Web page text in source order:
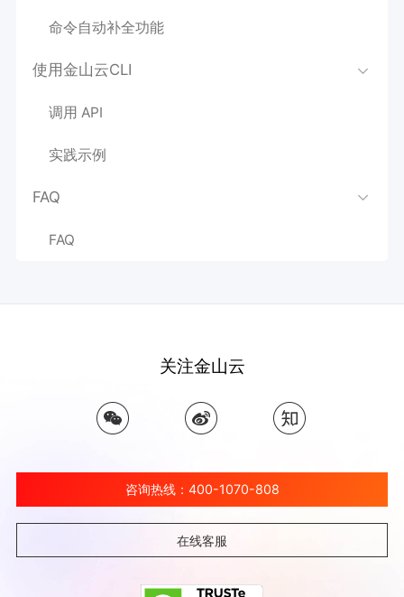
命令自动补全功能
使用金山云CLI
调用 API
实践示例
FAQ
FAQ
关注金山云
咨询热线：400-1070-808
在线客服